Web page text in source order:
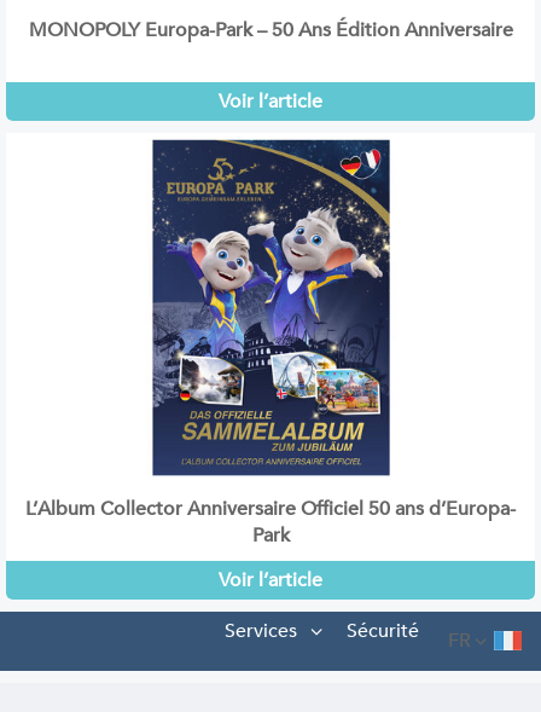
MONOPOLY Europa-Park – 50 Ans Édition Anniversaire
Voir l’article
L’Album Collector Anniversaire Officiel 50 ans d’Europa-
Park
Voir l’article
FR
Sécurité
Services